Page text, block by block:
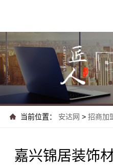
当前位置： 安达网> 招商加
嘉兴锦居装饰